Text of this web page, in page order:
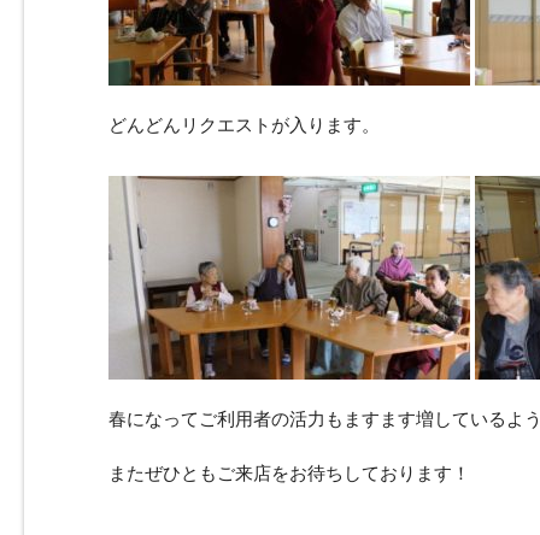
どんどんリクエストが入ります。
春になってご利用者の活力もますます増しているよ
またぜひともご来店をお待ちしております！